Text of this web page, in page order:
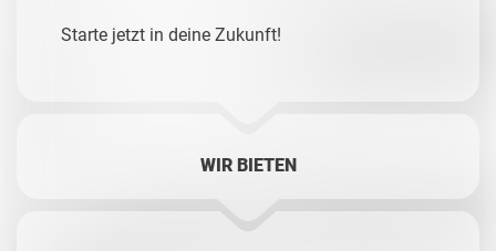
Starte jetzt in deine Zukunft!
WIR BIETEN